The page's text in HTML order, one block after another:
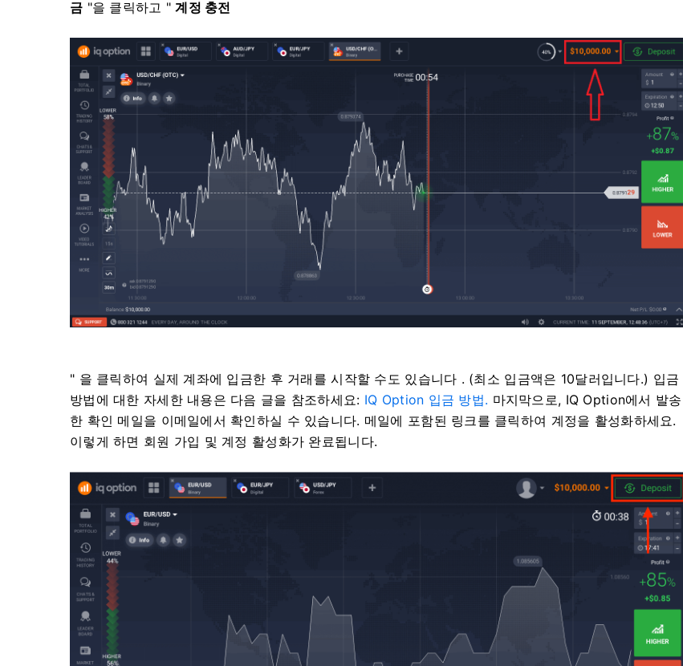
금 "을 클릭하고 "계정 충전
" 을 클릭하여 실제 계좌에 입금한 후 거래를 시작할 수도 있습니다 . (최소 입금액은 10달러입니다.) 입금
방법에 대한 자세한 내용은 다음 글을 참조하세요: IQ Option 입금 방법. 마지막으로, IQ Option에서 발송
한 확인 메일을 이메일에서 확인하실 수 있습니다. 메일에 포함된 링크를 클릭하여 계정을 활성화하세요.
이렇게 하면 회원 가입 및 계정 활성화가 완료됩니다.